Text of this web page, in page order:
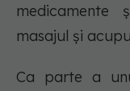
medicamente
masajul și
Ca parte a